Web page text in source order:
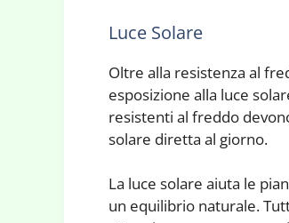
Luce Solare
Oltre alla resistenza al
esposizione alla luce
resistenti al freddo
solare diretta al giorno.
La luce solare aiuta le
un equilibrio naturale.